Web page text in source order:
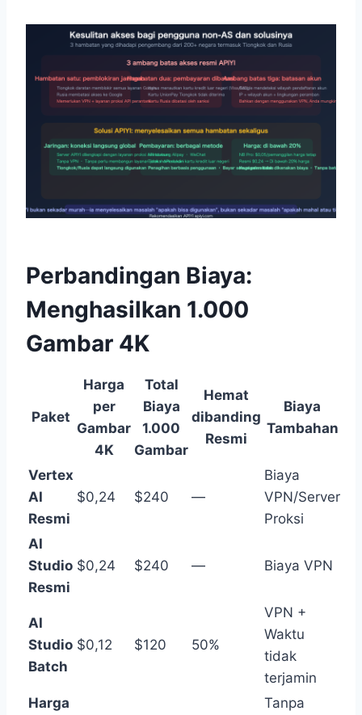
Perbandingan Biaya:
Menghasilkan 1.000
Gambar 4K
Paket
Harga
per
Gambar
4K
Total
Biaya
1.000
Gambar
Hemat
dibanding
Resmi
Biaya
Tambahan
Vertex
AI
Resmi
$0,24 $240 —
Biaya
VPN/Server
Proksi
AI
Studio
Resmi
$0,24 $240 — Biaya VPN
AI
Studio
Batch
$0,12 $120 50%
VPN +
Waktu
tidak
terjamin
Harga
Tanpa